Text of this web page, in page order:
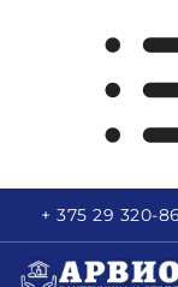
+ 375 29 320-